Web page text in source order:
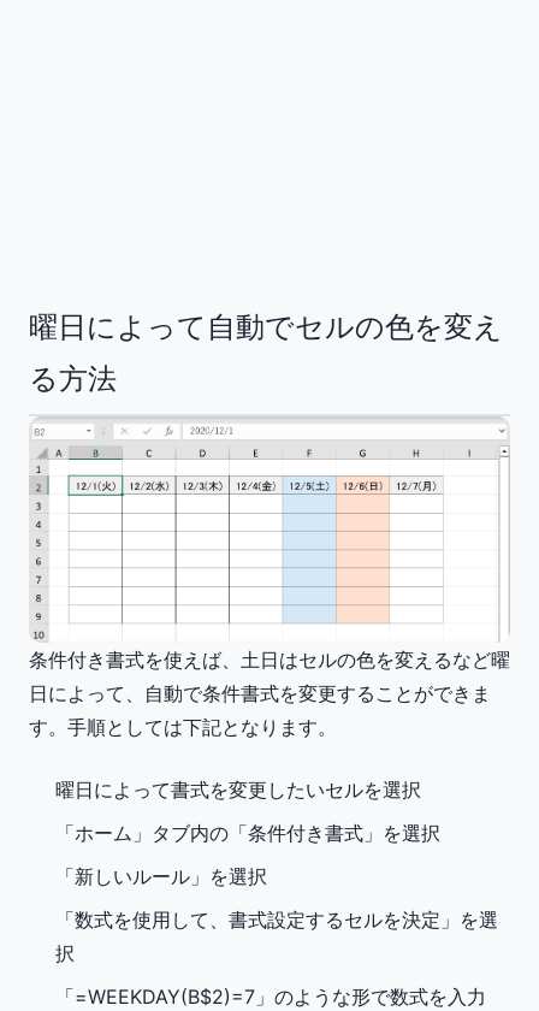
曜日によって自動でセルの色を変え
る方法
条件付き書式を使えば、土日はセルの色を変えるなど曜
日によって、自動で条件書式を変更することができま
す。手順としては下記となります。
曜日によって書式を変更したいセルを選択
「ホーム」タブ内の「条件付き書式」を選択
「新しいルール」を選択
「数式を使用して、書式設定するセルを決定」を選
択
「=WEEKDAY(B$2)=7」のような形で数式を入力